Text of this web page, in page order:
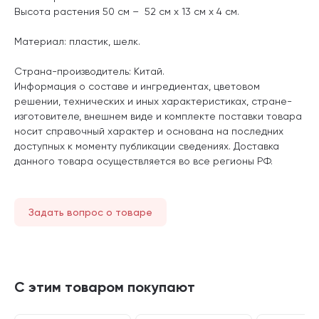
Высота растения 50 см – 52 см x 13 см x 4 см.
Материал: пластик, шелк.
Страна-производитель: Китай.
Информация о составе и ингредиентах, цветовом
решении, технических и иных характеристиках, стране-
изготовителе, внешнем виде и комплекте поставки товара
носит справочный характер и основана на последних
доступных к моменту публикации сведениях. Доставка
данного товара осуществляется во все регионы РФ.
Задать вопрос о товаре
С этим товаром покупают